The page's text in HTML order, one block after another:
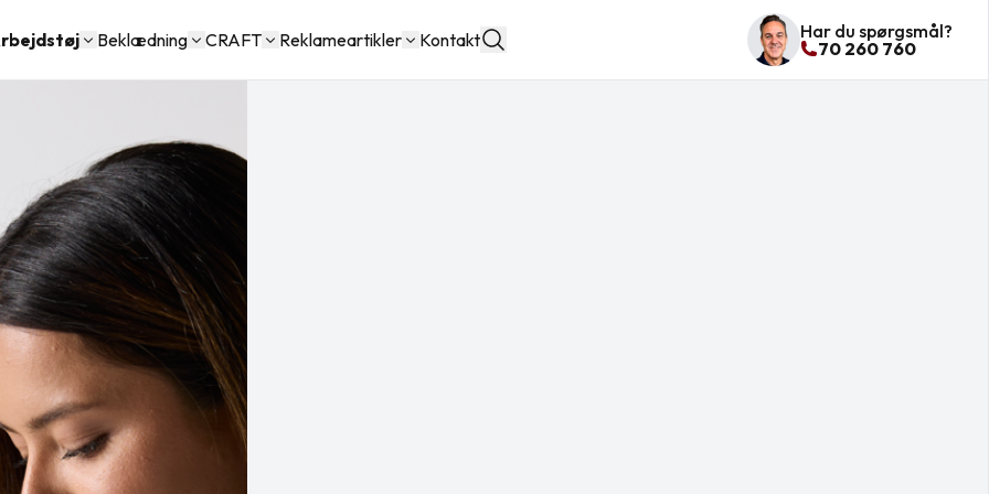
Beklædning CRAFT Reklameartikler Kontakt
Har du spørgsmål?
70 260 760